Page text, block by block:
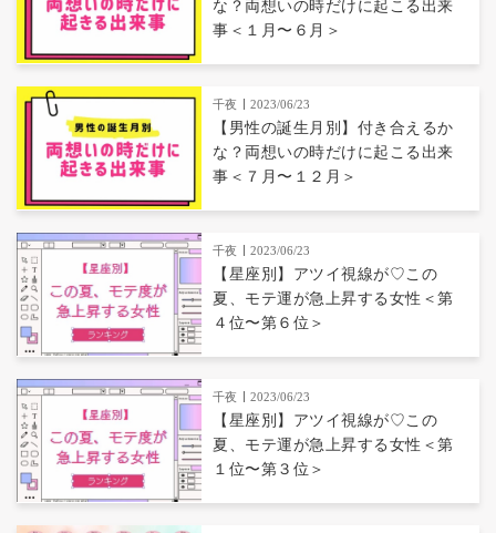
な？両想いの時だけに起こる出来
事＜１月〜６月＞
千夜 2023/06/23
【男性の誕生月別】付き合えるか
な？両想いの時だけに起こる出来
事＜７月〜１２月＞
千夜 2023/06/23
【星座別】アツイ視線が♡この
夏、モテ運が急上昇する女性＜第
４位〜第６位＞
千夜 2023/06/23
【星座別】アツイ視線が♡この
夏、モテ運が急上昇する女性＜第
１位〜第３位＞